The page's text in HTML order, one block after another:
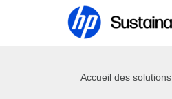
Accueil des solutions